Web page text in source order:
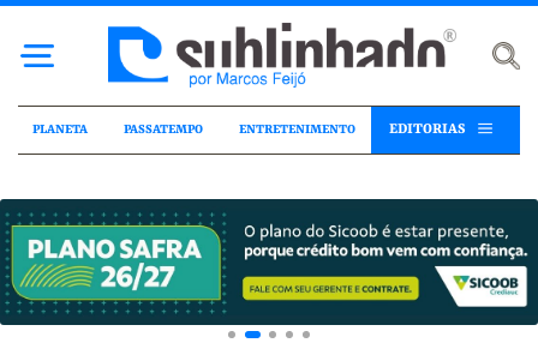
PLANETA PASSATEMPO ENTRETENIMENTO EDITORIAS